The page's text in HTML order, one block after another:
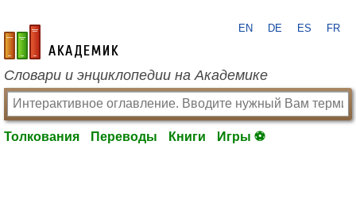
academic.ru
EN DE ES FR
Словари и энциклопедии на Академике
Толкования Переводы Книги Игры ⚽